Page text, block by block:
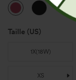
Taille (US)
1X(18W)
XS